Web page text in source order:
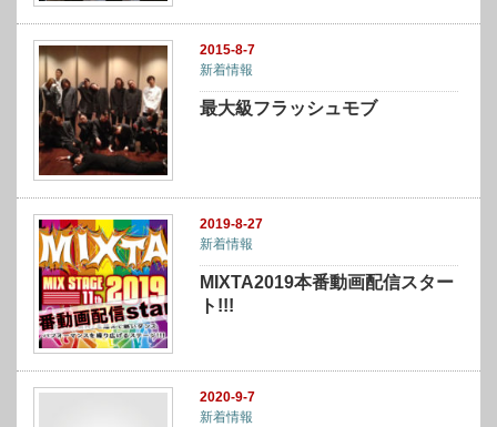
2015-8-7
新着情報
最大級フラッシュモブ
2019-8-27
新着情報
MIXTA2019本番動画配信スター
ト!!!
2020-9-7
新着情報